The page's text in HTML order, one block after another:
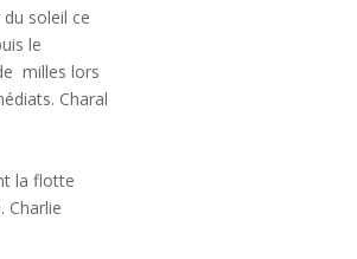
soleil ce
le
milles lors
Charal
la flotte
Charlie